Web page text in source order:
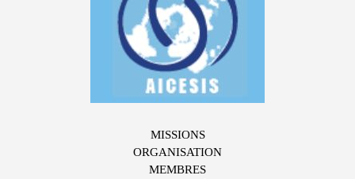
MISSIONS
ORGANISATION
MEMBRES